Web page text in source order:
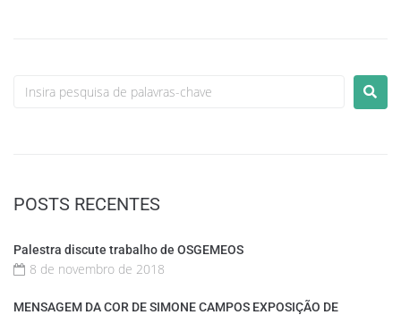
POSTS RECENTES
Palestra discute trabalho de OSGEMEOS
8 de novembro de 2018
MENSAGEM DA COR DE SIMONE CAMPOS EXPOSIÇÃO DE